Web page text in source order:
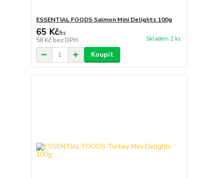
ESSENTIAL FOODS Salmon Mini Delights 100g
65 Kč/ks
58 Kč bez DPH Skladem 2 ks
Koupit